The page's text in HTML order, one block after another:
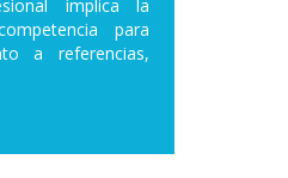
implica la
para
a referencias,